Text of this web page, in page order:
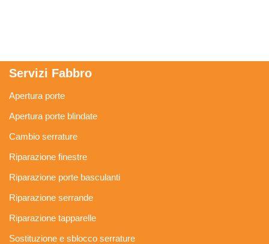
Servizi Fabbro
Apertura porte
Apertura porte blindate
Cambio serrature
Riparazione finestre
Riparazione porte basculanti
Riparazione serrande
Riparazione tapparelle
Sostituzione e sblocco serrature